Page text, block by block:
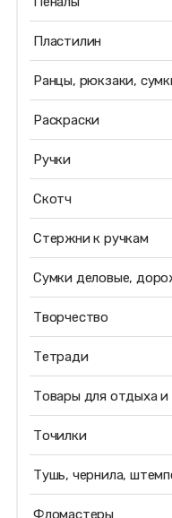
Пластилин
Ранцы, рюкзаки,
Раскраски
Ручки
Скотч
Стержни к ручкам
Сумки деловые,
Творчество
Тетради
Товары для отдыха и
Точилки
Тушь, чернила,
Фломастеры